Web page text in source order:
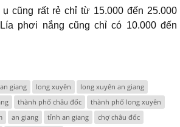
cũng rất rẻ chỉ từ 15.000 đến 25.000
phơi nắng cũng chỉ có 10.000 đến
giang long xuyên
long xuyên an giang
thành phố châu đốc
thành phố long xuyên
an giang tỉnh an giang
chợ châu đốc